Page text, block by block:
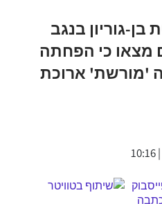
גוריון בנגב
מצאו כי הפחתה
'מורשת' ארוכת